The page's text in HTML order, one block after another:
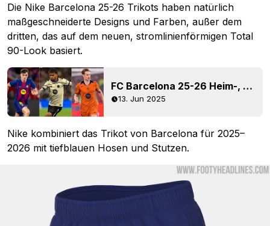
Die Nike Barcelona 25-26 Trikots haben natürlich
maßgeschneiderte Designs und Farben, außer dem
dritten, das auf dem neuen, stromlinienförmigen Total
90-Look basiert.
FC Barcelona 25-26 Heim-, Auswärts- und drittes Trikot geleakt
13. Jun 2025
Nike kombiniert das Trikot von Barcelona für 2025–
2026 mit tiefblauen Hosen und Stutzen.